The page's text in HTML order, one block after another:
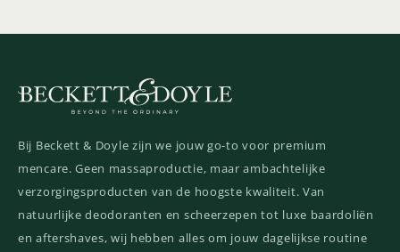
Bij Beckett & Doyle zijn we jouw go-to voor premium
mencare. Geen massaproductie, maar ambachtelijke
verzorgingsproducten van de hoogste kwaliteit. Van
natuurlijke deodoranten en scheerzepen tot luxe baardoliën
en aftershaves, wij hebben alles om jouw dagelijkse routine